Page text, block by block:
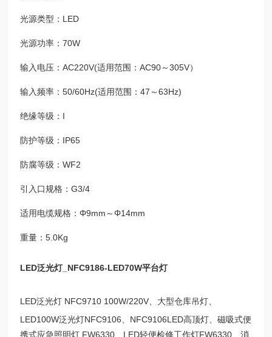
光源类型：LED
光源功率：70W
输入电压：AC220V(适用范围：AC90～305V）
输入频率：50/60Hz(适用范围：47～63Hz)
绝缘等级：I
防护等级：IP65
防腐等级：WF2
引入口规格：G3/4
适用电缆规格：Φ9mm～Φ14mm
重量：5.0Kg
LED泛光灯_NFC9186-LED70W平台灯
LED泛光灯 NFC9710 100W/220V、 大型仓库吊灯、
LED100W泛光灯NFC9106、NFC9106LED高顶灯 、磁吸式便
携式应急照明灯 FW6330、LED轻便检修工作灯FW6330、消